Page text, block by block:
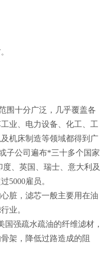
围十分广泛，几乎覆盖各
业、电力设备、化工、工
机床制造等领域都得到广
子公司遍布*三十多个国家
、英国、瑞士、意大利及
5000雇员。
脏，滤芯一般主要用在油
业。
强疏水疏油的纤维滤材，
架，降低过路造成的阻